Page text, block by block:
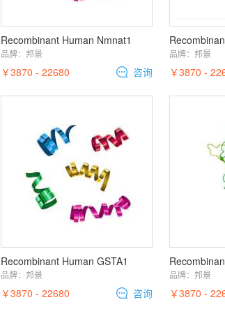
Recombinant Human Nmnat1
品牌： 邦景
￥3870 - 22680 咨询
品牌： 邦景
￥3870 -
Recombinant Human GSTA1
品牌： 邦景
￥3870 - 22680 咨询
品牌： 邦景
￥3870 -